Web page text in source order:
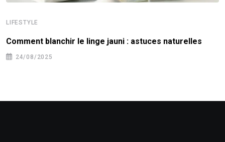
LIFESTYLE
Comment blanchir le linge jauni : astuces naturelles
24/08/2025